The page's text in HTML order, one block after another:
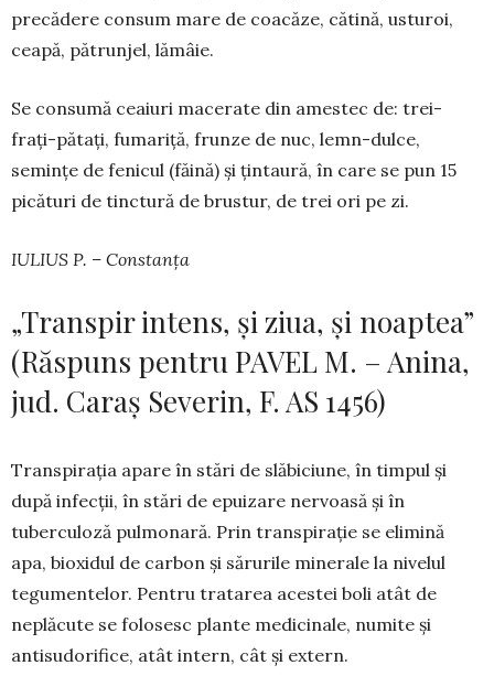
precădere consum mare de coacăze, cătină, usturoi,
ceapă, pătrunjel, lămâie.
Se consumă ceaiuri macerate din amestec de: trei-
frați-pătați, fumariță, frunze de nuc, lemn-dulce,
semințe de fenicul (făină) și țintaură, în care se pun 15
picături de tinctură de brustur, de trei ori pe zi.
IULIUS P. – Constanța
„Transpir intens, și ziua, și noaptea”
(Răspuns pentru PAVEL M. – Anina,
jud. Caraș Severin, F. AS 1456)
Transpirația apare în stări de slăbiciune, în tim­pul și
după infecții, în stări de epuizare nervoasă și în
tuberculoză pulmonară. Prin transpirație se elimină
apa, bioxidul de carbon și sărurile minerale la nivelul
tegumentelor. Pentru tratarea acestei boli atât de
neplăcute se folosesc plante medicinale, numite și
antisudorifice, atât intern, cât și extern.